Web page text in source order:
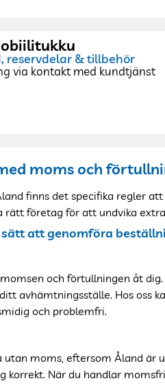
reservdelar & tillbehör
via kontakt med kundtjänst
moms och
finns det specifika regler
företag för att undvika
att genomföra
och förtullningen åt
avhämtningsställe. Hos oss
och problemfri.
moms, eftersom Åland är
När du handlar